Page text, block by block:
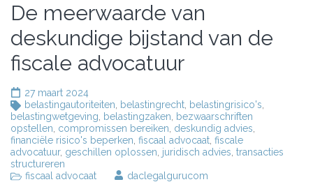
De meerwaarde van
deskundige bijstand van de
fiscale advocatuur
27 maart 2024
belastingautoriteiten
belastingrecht belastingrisico's
belastingwetgeving
belastingzaken
bezwaarschriften
opstellen compromissen bereiken deskundig advies
financiële risico's beperken fiscaal advocaat fiscale
advocatuur, geschillen oplossen juridisch advies transacties
structureren
fiscaal advocaat
daclegalgurucom